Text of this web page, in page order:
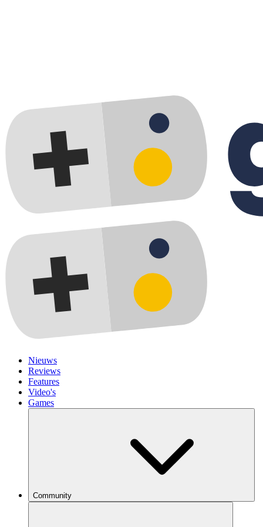
Nieuws
Reviews
Features
Video's
Games
Community